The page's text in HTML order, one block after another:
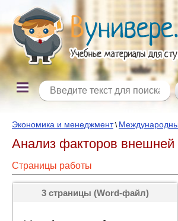
Экономика и менеджмент\
Анализ факторов
Страницы работы
3 страницы (Word-файл)